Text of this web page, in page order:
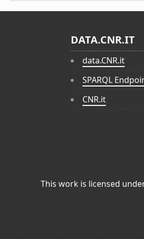
DATA.CNR.IT
data.CNR.it
SPARQL
CNR.it
This work is licensed